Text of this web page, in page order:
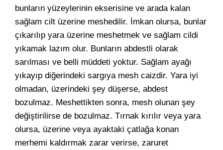
bunların yüzeylerinin ekserisine ve arada kalan
sağlam cilt üzerine meshedilir. İmkan olursa, bunlar
çıkarılıp yara üzerine meshetmek ve sağlam cildi
yıkamak lazım olur. Bunların abdestli olarak
sarılması ve belli müddeti yoktur. Sağlam ayağı
yıkayıp diğerindeki sargıya mesh caizdir. Yara iyi
olmadan, üzerindeki şey düşerse, abdest
bozulmaz. Meshettikten sonra, mesh olunan şey
değiştirilirse de bozulmaz. Tırnak kırılır veya yara
olursa, üzerine veya ayaktaki çatlağa konan
merhemi kaldırmak zarar verirse, zaruret